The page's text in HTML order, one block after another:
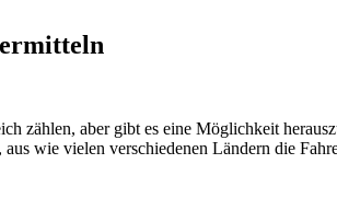
zählen, aber gibt es eine Möglichkeit
wie vielen verschiedenen Ländern die